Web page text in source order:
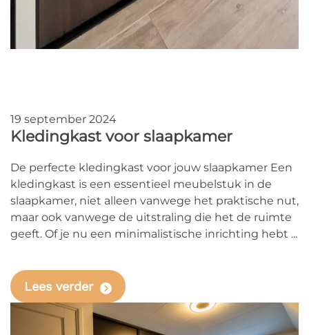
19 september 2024
Kledingkast voor slaapkamer
De perfecte kledingkast voor jouw slaapkamer Een
kledingkast is een essentieel meubelstuk in de
slaapkamer, niet alleen vanwege het praktische nut,
maar ook vanwege de uitstraling die het de ruimte
geeft. Of je nu een minimalistische inrichting hebt ...
Lees verder